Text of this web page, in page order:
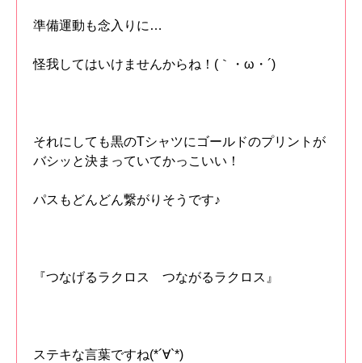
準備運動も念入りに…
怪我してはいけませんからね！(｀・ω・´)
それにしても黒のTシャツにゴールドのプリントが
バシッと決まっていてかっこいい！
パスもどんどん繋がりそうです♪
『つなげるラクロス つながるラクロス』
ステキな言葉ですね(*´∀`*)